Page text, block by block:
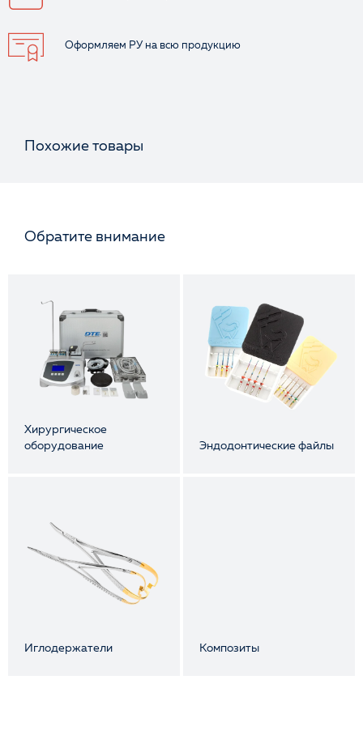
Оформляем РУ на всю продукцию
Похожие товары
Обратите внимание
Хирургическое
оборудование
Эндодонтические файлы
Иглодержатели Композиты